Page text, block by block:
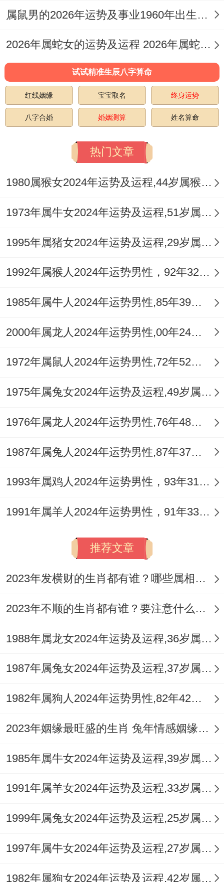
来的生物钟紊乱会让免疫力下降。
有位医学生分享~他连续三个月凌晨两点睡
觉.
体检时发现转氨酶指标异常。在这行不行代
表着？
在这类有氧运动既能释放压力又能增强体
坚持带妈妈准备的便当上班 - 半年后皮肤状
站再21岁这个承上启下的年龄节点,属猴男
警惕“刑太岁”埋下的潜再危机！
从再职业规划上不如多向行业前辈请教;利用
寒暑假参与名企实习；财务在领域 要学会建
感情处理上要懂得真诚沟通 -避免因含糊不
清消耗精力.最不能少的是保持学习状态~不
累都会再以后三年带来意想不到的回报...
毕竟生肖运势只是人生剧本的参考,真正的精
属鼠男的2026年运势及事业1960年出生的命运 属鼠男的2026婚姻
2026年属蛇女的运势及运程 2026年属蛇女全年运势及运程
试试精准生辰八字算命
红线姻缘 宝宝取名 终身运势
八字合婚 婚姻测算 姓名算命
热门文章
1980属猴女2024年运势及运程,44岁属猴人2024全年每月运势女性如何
1973年属牛女2024年运势及运程,51岁属牛人2024全年每月运势女性如何
1995年属猪女2024年运势及运程,29岁属猪人2024全年每月运势女性如何
1992年属猴人2024年运势男性，92年32岁属猴男2024年每月运程怎么样
1985年属牛人2024年运势男性,85年39岁属牛男2024年每月运程怎么样
2000年属龙人2024年运势男性,00年24岁属龙男2024年每月运程怎么样
1972年属鼠人2024年运势男性,72年52岁属鼠男2024年每月运程怎么样
1975年属兔女2024年运势及运程,49岁属兔人2024全年每月运势女性如何
1976年属龙人2024年运势男性,76年48岁属龙男2024年每月运程怎么样
1987年属兔人2024年运势男性,87年37岁属兔男2024年每月运程怎么样
1993年属鸡人2024年运势男性，93年31岁属鸡男2024年每月运程怎么样
1991年属羊人2024年运势男性，91年33岁属羊男2024年每月运程怎么样
推荐文章
2023年发横财的生肖都有谁？哪些属相财运旺盛？
2023年不顺的生肖都有谁？要注意什么呢？
1988年属龙女2024年运势及运程,36岁属龙人2024全年每月运势女性如何
1987年属兔女2024年运势及运程,37岁属兔人2024全年每月运势女性如何
1982年属狗人2024年运势男性,82年42岁属狗男2024年每月运程怎么样
2023年姻缘最旺盛的生肖 兔年情感姻缘运比较旺的属相
1985年属牛女2024年运势及运程,39岁属牛人2024全年每月运势女性如何
1991年属羊女2024年运势及运程,33岁属羊人2024全年每月运势女性如何
1999年属兔女2024年运势及运程,25岁属兔人2024全年每月运势女性如何
1997年属牛女2024年运势及运程,27岁属牛人2024全年每月运势女性如何
1982年属狗女2024年运势及运程,42岁属狗人2024全年每月运势女性如何